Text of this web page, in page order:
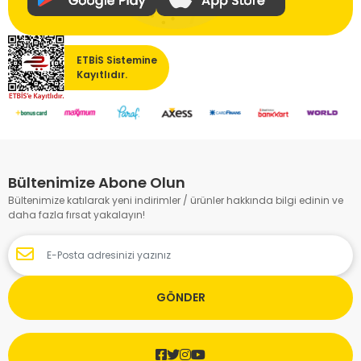
ETBİS Sistemine
Kayıtlıdır.
Bültenimize Abone Olun
Bültenimize katılarak yeni indirimler / ürünler hakkında bilgi edinin ve
daha fazla fırsat yakalayın!
GÖNDER